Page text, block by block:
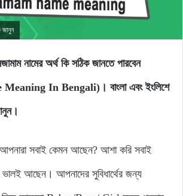
জানুন
নামের অর্থ কি সঠিক জানতে পারবেন
In Bengali)। বাংলা এবং ইংলিশে
সবাই কেমন আছেন? আশা করি সবাই
ভালই আছেন। আপনাদের সুবিধার্থের জন্য